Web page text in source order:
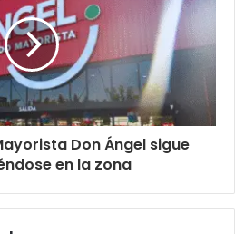
Don Ángel sigue
en la zona